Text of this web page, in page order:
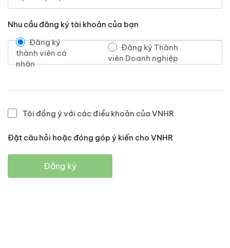
Nhu cầu đăng ký tài khoản của bạn
Đăng ký
thành viên cá
nhân
Đăng ký Thành
viên Doanh nghiệp
Tôi đồng ý với các điều khoản của VNHR
Đặt câu hỏi hoặc đóng góp ý kiến cho VNHR
Đăng ký